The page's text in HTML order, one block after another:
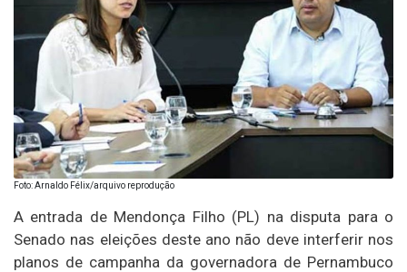
Foto: Arnaldo Félix/arquivo reprodução
A entrada de Mendonça Filho (PL) na disputa para o
Senado nas eleições deste ano não deve interferir nos
planos de campanha da governadora de Pernambuco